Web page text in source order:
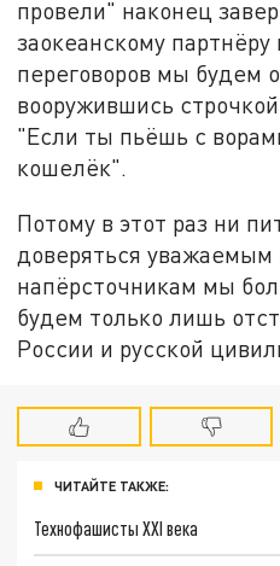
провели" наконец
заокеанскому
переговоров мы будем
вооружившись
"Если ты пьёшь с
кошелёк".
Потому в этот раз ни
доверяться уважаемым
напёрсточникам мы
будем только лишь
России и русской
ЧИТАЙТЕ ТАКЖЕ:
Технофашисты XXI века